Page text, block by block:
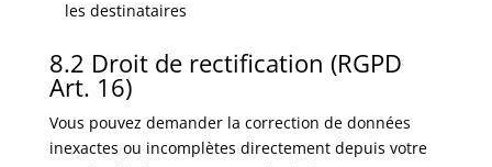
les destinataires
8.2 Droit de rectification (RGPD
Art. 16)
Vous pouvez demander la correction de données
inexactes ou incomplètes directement depuis votre